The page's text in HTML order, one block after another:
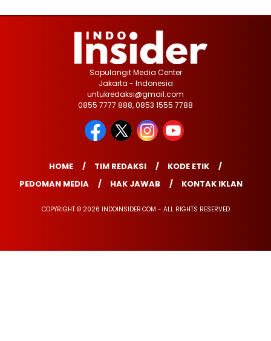
Sapulangit Media Center
Jakarta - Indonesia
untukredaksi@gmail.com
0855 7777 888, 0853 1555 7788
HOME TIM REDAKSI
KODE ETIK
PEDOMAN MEDIA
HAK JAWAB KONTAK IKLAN
COPYRIGHT © 2026 INDOINSIDER.COM - ALL RIGHTS RESERVED